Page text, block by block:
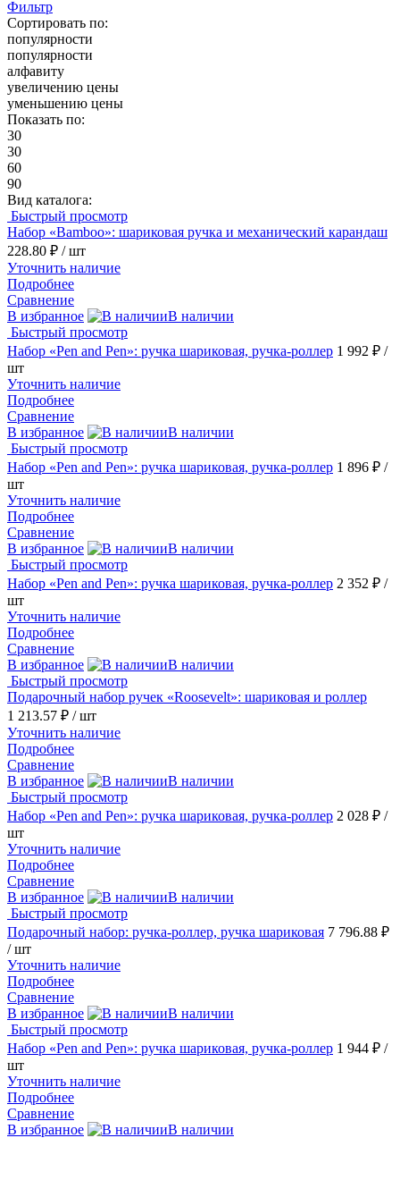
Фильтр
Сортировать по:
популярности
популярности
алфавиту
увеличению цены
уменьшению цены
Показать по:
30
30
60
90
Вид каталога:
Быстрый просмотр
Набор «Bamboo»: шариковая ручка и механический карандаш
228.80 ₽ / шт
Уточнить наличие
Подробнее
Сравнение
В избранное
В наличии
Быстрый просмотр
Набор «Pen and Pen»: ручка шариковая, ручка-роллер 1 992 ₽ /
шт
Уточнить наличие
Подробнее
Сравнение
В избранное
В наличии
Быстрый просмотр
Набор «Pen and Pen»: ручка шариковая, ручка-роллер 1 896 ₽ /
шт
Уточнить наличие
Подробнее
Сравнение
В избранное
В наличии
Быстрый просмотр
Набор «Pen and Pen»: ручка шариковая, ручка-роллер 2 352 ₽ /
шт
Уточнить наличие
Подробнее
Сравнение
В избранное
В наличии
Быстрый просмотр
Подарочный набор ручек «Roosevelt»: шариковая и роллер
1 213.57 ₽ / шт
Уточнить наличие
Подробнее
Сравнение
В избранное
В наличии
Быстрый просмотр
Набор «Pen and Pen»: ручка шариковая, ручка-роллер 2 028 ₽ /
шт
Уточнить наличие
Подробнее
Сравнение
В избранное
В наличии
Быстрый просмотр
Подарочный набор: ручка-роллер, ручка шариковая 7 796.88 ₽
/ шт
Уточнить наличие
Подробнее
Сравнение
В избранное
В наличии
Быстрый просмотр
Набор «Pen and Pen»: ручка шариковая, ручка-роллер 1 944 ₽ /
шт
Уточнить наличие
Подробнее
Сравнение
В избранное
В наличии